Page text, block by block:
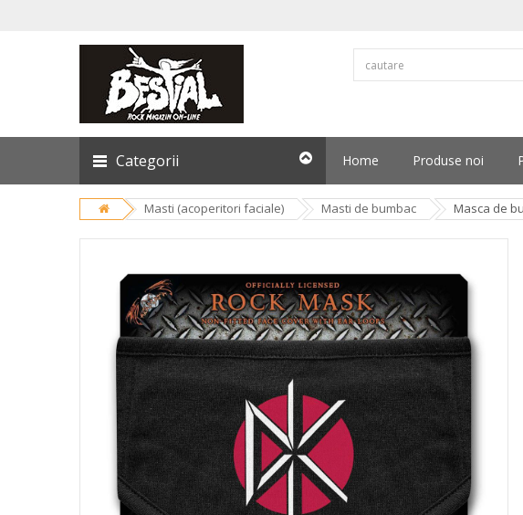
Categorii Home Produse noi
Masti (acoperitori faciale) Masti de bumbac Masca de